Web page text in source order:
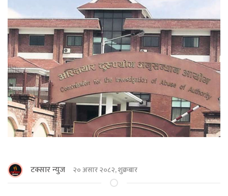
टक्सार न्युज २० असार २०८२, शुक्रबार